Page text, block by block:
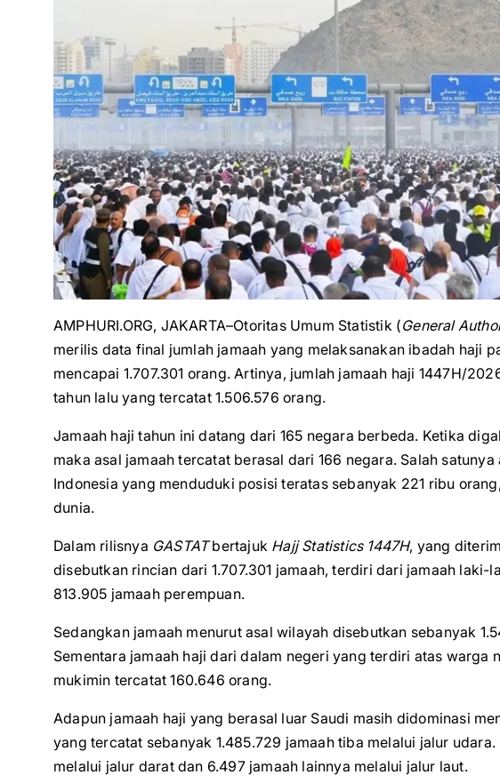
AMPHURI.ORG, JAKARTA–Otoritas Umum Statistik (General
merilis data final jumlah jamaah yang melaksanakan ibadah haji
mencapai 1.707.301 orang. Artinya, jumlah jamaah haji 1447H/
tahun lalu yang tercatat 1.506.576 orang.
Jamaah haji tahun ini datang dari 165 negara berbeda. Ketika
maka asal jamaah tercatat berasal dari 166 negara. Salah
Indonesia yang menduduki posisi teratas sebanyak 221 ribu
dunia.
Dalam rilisnya GASTATbertajuk Hajj Statistics 1447H, yang
disebutkan rincian dari 1.707.301 jamaah, terdiri dari jamaah
813.905 jamaah perempuan.
Sedangkan jamaah menurut asal wilayah disebutkan sebanyak
Sementara jamaah haji dari dalam negeri yang terdiri atas warga
mukimin tercatat 160.646 orang.
Adapun jamaah haji yang berasal luar Saudi masih didominasi
yang tercatat sebanyak 1.485.729 jamaah tiba melalui jalur
melalui jalur darat dan 6.497 jamaah lainnya melalui jalur laut.